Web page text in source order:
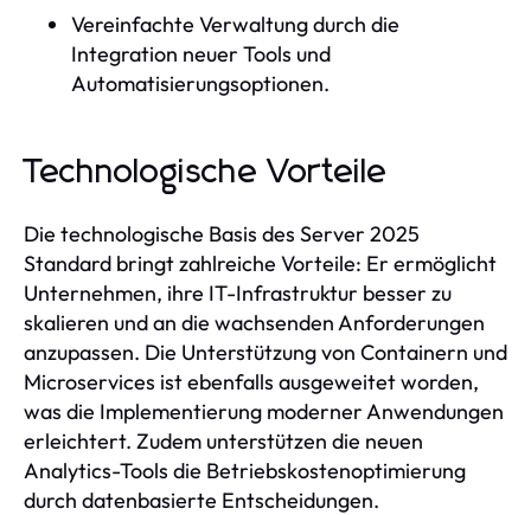
Vereinfachte Verwaltung durch die
Integration neuer Tools und
Automatisierungsoptionen.
Technologische Vorteile
Die technologische Basis des Server 2025
Standard bringt zahlreiche Vorteile: Er ermöglicht
Unternehmen, ihre IT-Infrastruktur besser zu
skalieren und an die wachsenden Anforderungen
anzupassen. Die Unterstützung von Containern und
Microservices ist ebenfalls ausgeweitet worden,
was die Implementierung moderner Anwendungen
erleichtert. Zudem unterstützen die neuen
Analytics-Tools die Betriebskostenoptimierung
durch datenbasierte Entscheidungen.